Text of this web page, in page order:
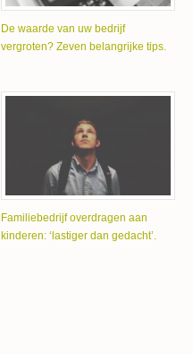
De waarde van uw bedrijf
vergroten? Zeven belangrijke tips.
Familiebedrijf overdragen aan
kinderen: ‘lastiger dan gedacht’.